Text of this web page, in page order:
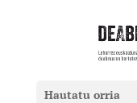
Hautatu orria